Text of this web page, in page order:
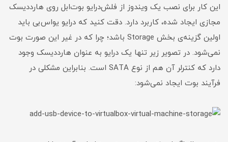
این کار برای نصب یک ویندوز از فلش‌درایو بوت‌ابل روی هارددیسک
مجازی ایجاد شده، کاربرد دارد. دقت کنید که درایو یو‌اس‌بی باید
اولین گزینه‌ی بخش Storage باشد؛ چرا که در غیر این صورت بوت
نمی‌شود. در تصویر زیر تنها یک درایو به عنوان هارددیسک وجود
دارد که کنترلر آن هم از نوع SATA است. بنابراین مشکلی در
فرآیند بوت ایجاد نمی‌شود: